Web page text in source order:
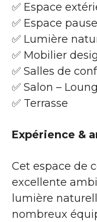
✅ Espace
✅ Espace pause
✅ Lumière
✅ Mobilier
✅ Salles de
✅ Salon –
✅ Terrasse
Expérience &
Cet espace de
excellente
lumière
nombreux